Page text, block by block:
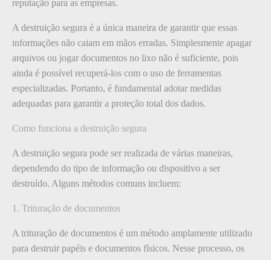
reputação para as empresas.
A destruição segura é a única maneira de garantir que essas
informações não caiam em mãos erradas. Simplesmente apagar
arquivos ou jogar documentos no lixo não é suficiente, pois
ainda é possível recuperá-los com o uso de ferramentas
especializadas. Portanto, é fundamental adotar medidas
adequadas para garantir a proteção total dos dados.
Como funciona a destruição segura
A destruição segura pode ser realizada de várias maneiras,
dependendo do tipo de informação ou dispositivo a ser
destruído. Alguns métodos comuns incluem:
1. Trituração de documentos
A trituração de documentos é um método amplamente utilizado
para destruir papéis e documentos físicos. Nesse processo, os